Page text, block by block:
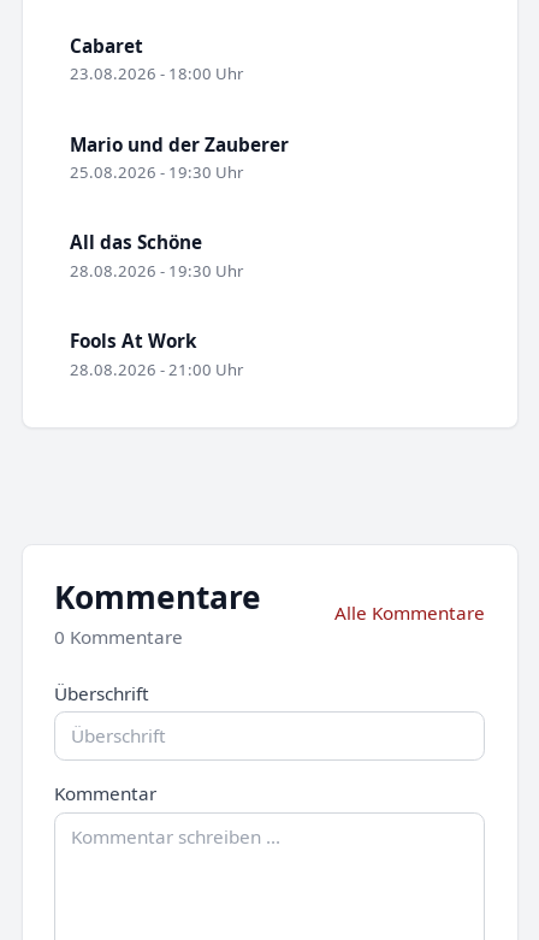
Cabaret
23.08.2026 - 18:00 Uhr
Mario und der Zauberer
25.08.2026 - 19:30 Uhr
All das Schöne
28.08.2026 - 19:30 Uhr
Fools At Work
28.08.2026 - 21:00 Uhr
Kommentare
0 Kommentare
Alle Kommentare
Überschrift
Kommentar